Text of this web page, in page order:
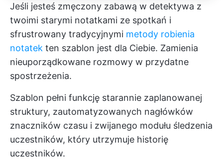
Jeśli jesteś zmęczony zabawą w detektywa z
twoimi starymi notatkami ze spotkań i
sfrustrowany tradycyjnymi metody robienia
notatek ten szablon jest dla Ciebie. Zamienia
nieuporządkowane rozmowy w przydatne
spostrzeżenia.
Szablon pełni funkcję starannie zaplanowanej
struktury, zautomatyzowanych nagłówków
znaczników czasu i zwijanego modułu śledzenia
uczestników, który utrzymuje historię
uczestników.